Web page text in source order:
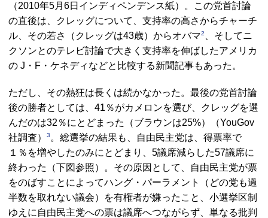
（2010年5月6日インディペンデンス紙）。この党首討論
の直後は、クレッグについて、支持率の高さからチャーチ
ル、その若さ（クレッグは43歳）からオバマ2
、そしてニ
クソンとのテレビ討論で大きく支持率を伸ばしたアメリカ
の J・F・ケネディなどと比較する新聞記事もあった。
ただし、その熱狂は長くは続かなかった。最後の党首討論
後の勝者としては、41％がカメロンを選び、クレッグを選
んだのは32％にとどまった（ブラウンは25%）（YouGov
社調査）
3 。総選挙の結果も、自由民主党は、得票率で
１％を増やしたのみにとどまり、5議席減らした57議席に
終わった（下図参照）。その原因として、自由民主党が票
をのばすことによってハング・パーラメント（どの党も過
半数を取れない議会）を有権者が嫌ったこと、小選挙区制
ゆえに自由民主党への票は議席へつながらず、単なる批判